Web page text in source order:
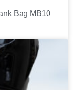
Bag MB10